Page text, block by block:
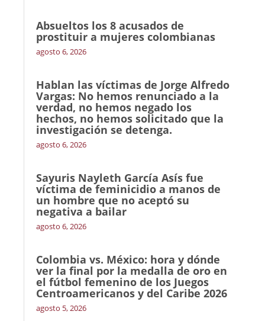
Absueltos los 8 acusados de
prostituir a mujeres colombianas
agosto 6, 2026
Hablan las víctimas de Jorge Alfredo
Vargas: No hemos renunciado a la
verdad, no hemos negado los
hechos, no hemos solicitado que la
investigación se detenga.
agosto 6, 2026
Sayuris Nayleth García Asís fue
víctima de feminicidio a manos de
un hombre que no aceptó su
negativa a bailar
agosto 6, 2026
Colombia vs. México: hora y dónde
ver la final por la medalla de oro en
el fútbol femenino de los Juegos
Centroamericanos y del Caribe 2026
agosto 5, 2026